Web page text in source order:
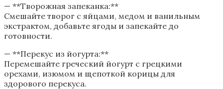
— **Творожная запеканка:**
Смешайте творог с яйцами, медом и ванильным
экстрактом, добавьте ягоды и запекайте до
готовности.
— **Перекус из йогурта:**
Перемешайте греческий йогурт с грецкими
орехами, изюмом и щепоткой корицы для
здорового перекуса.